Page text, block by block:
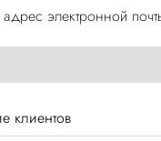
электронной
клиентов